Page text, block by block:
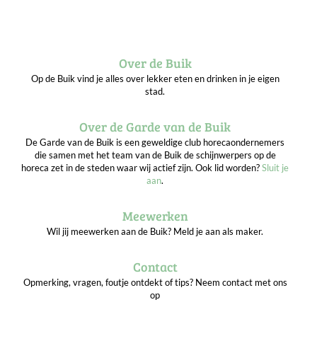
Over de Buik
Op de Buik vind je alles over lekker eten en drinken in je eigen
stad.
Over de Garde van de Buik
De Garde van de Buik is een geweldige club horecaondernemers
die samen met het team van de Buik de schijnwerpers op de
horeca zet in de steden waar wij actief zijn. Ook lid worden?Sluit je
aan.
Meewerken
Wil jij meewerken aan de Buik? Meld je aan als maker.
Contact
Opmerking, vragen, foutje ontdekt of tips? Neem contact met ons
op